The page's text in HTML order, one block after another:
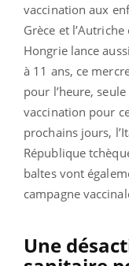
vaccination aux
Grèce et
Hongrie lance
à 11 ans, ce
pour l’heure,
vaccination pour
prochains jours,
République
baltes vont
campagne
Une